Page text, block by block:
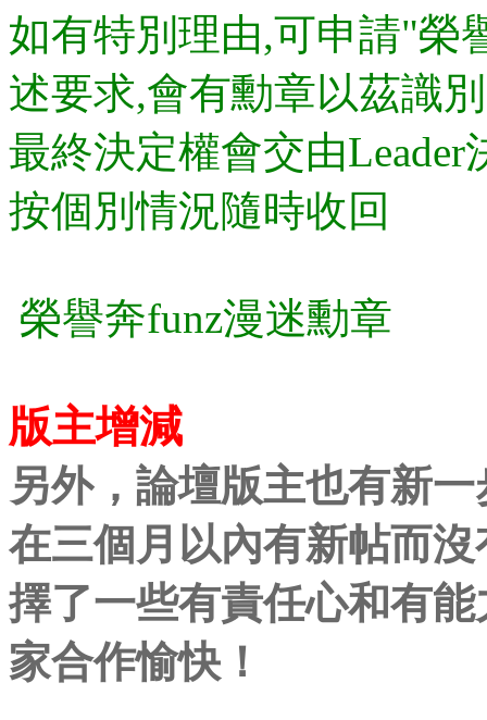
如有特別理由,可申請"榮
述要求,會有勳章以茲識別
最終決定權會交由
按個別情況隨時收回
榮譽奔funz漫迷勳章
版主增減
另外，論壇版主也有新
在三個月以內有新帖而
擇了一些有責任心和有
家合作愉快！